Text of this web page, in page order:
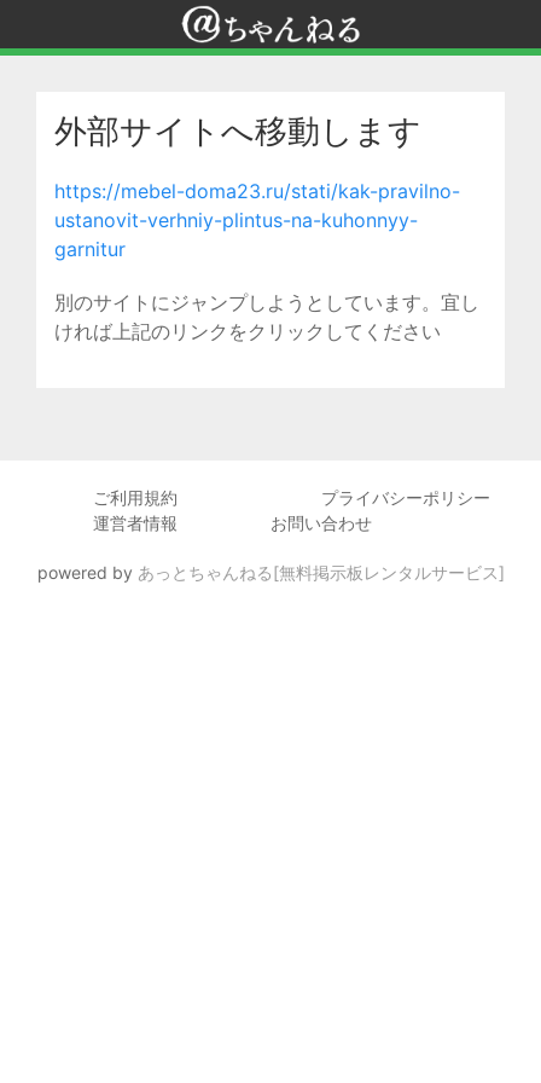
外部サイトへ移動します
https://mebel-doma23.ru/stati/kak-pravilno-
ustanovit-verhniy-plintus-na-kuhonnyy-
garnitur
別のサイトにジャンプしようとしています。宜し
ければ上記のリンクをクリックしてください
ご利用規約
プライバシーポリシー
運営者情報
お問い合わせ
powered by あっとちゃんねる[無料掲示板レンタルサービス]